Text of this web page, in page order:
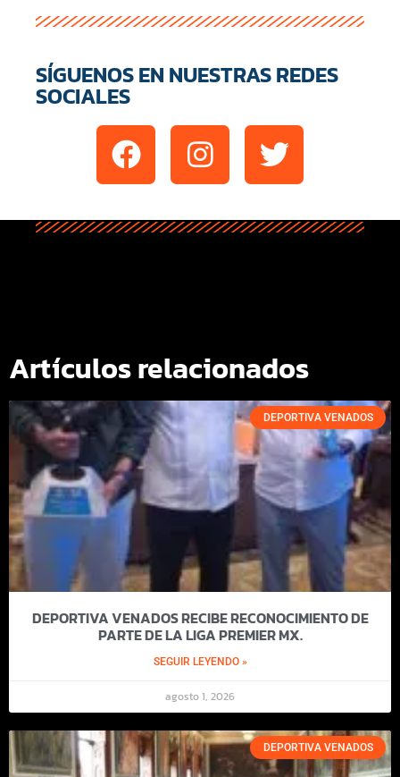
SÍGUENOS EN NUESTRAS REDES
SOCIALES
Artículos relacionados
DEPORTIVA VENADOS
DEPORTIVA VENADOS RECIBE RECONOCIMIENTO DE
PARTE DE LA LIGA PREMIER MX.
SEGUIR LEYENDO »
agosto 1, 2026
DEPORTIVA VENADOS